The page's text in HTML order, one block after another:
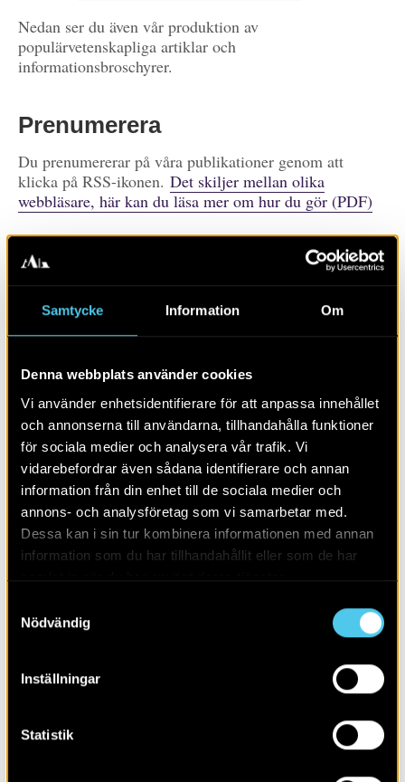
Samtycke Information Om
Denna webbplats använder cookies
Vi använder enhetsidentifierare för att anpassa innehållet
och annonserna till användarna, tillhandahålla funktioner
för sociala medier och analysera vår trafik. Vi
vidarebefordrar även sådana identifierare och annan
information från din enhet till de sociala medier och
annons- och analysföretag som vi samarbetar med.
Dessa kan i sin tur kombinera informationen med annan
information som du har tillhandahållit eller som de har
Nödvändig
Inställningar
Statistik
Nedan ser du även vår produktion av
populärvetenskapliga artiklar och
informationsbroschyrer.
Prenumerera
Du prenumererar på våra publikationer genom att
klicka på RSS-ikonen. Det skiljer mellan olika
webbläsare, här kan du läsa mer om hur du gör (PDF)
Populärvetenskap Rapporter Skola Övrigt